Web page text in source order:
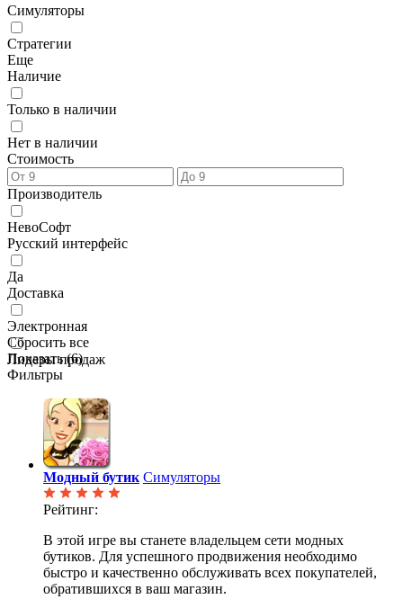
Симуляторы
Стратегии
Еще
Наличие
Только в наличии
Нет в наличии
Стоимость
Производитель
НевоСофт
Русский интерфейс
Да
Доставка
Электронная
Лидеры продаж
Сбросить все
Показать (6)
Фильтры
Модный бутик Симуляторы
Рейтинг:
В этой игре вы станете владельцем сети модных
бутиков. Для успешного продвижения необходимо
быстро и качественно обслуживать всех покупателей,
обратившихся в ваш магазин.